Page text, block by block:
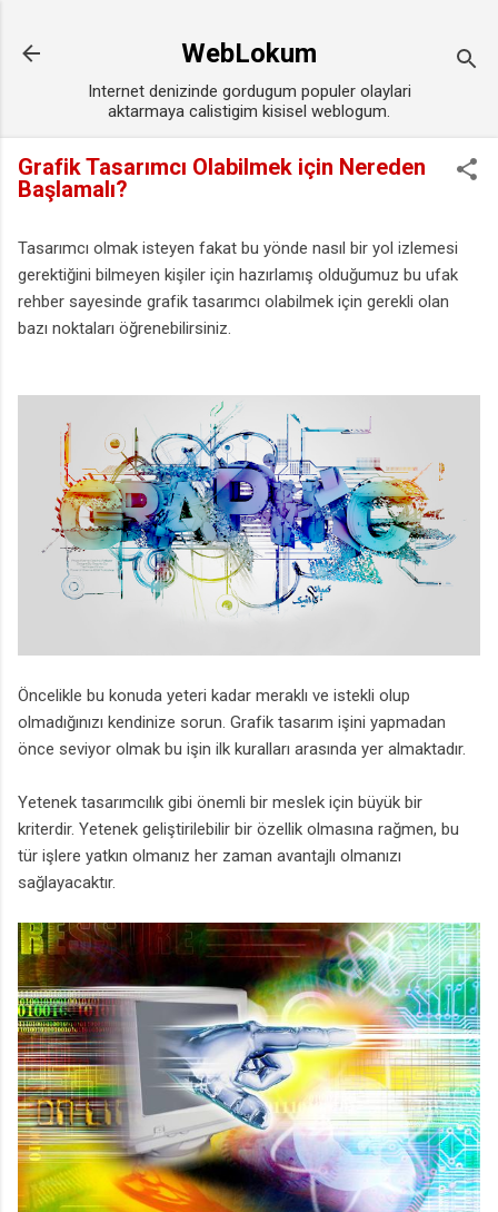
WebLokum
Internet denizinde gordugum populer olaylari
aktarmaya calistigim kisisel weblogum.
Grafik Tasarımcı Olabilmek için Nereden
Başlamalı?
Tasarımcı olmak isteyen fakat bu yönde nasıl bir yol izlemesi
gerektiğini bilmeyen kişiler için hazırlamış olduğumuz bu ufak
rehber sayesinde grafik tasarımcı olabilmek için gerekli olan
bazı noktaları öğrenebilirsiniz.
Öncelikle bu konuda yeteri kadar meraklı ve istekli olup
olmadığınızı kendinize sorun. Grafik tasarım işini yapmadan
önce seviyor olmak bu işin ilk kuralları arasında yer almaktadır.
Yetenek tasarımcılık gibi önemli bir meslek için büyük bir
kriterdir. Yetenek geliştirilebilir bir özellik olmasına rağmen, bu
tür işlere yatkın olmanız her zaman avantajlı olmanızı
sağlayacaktır.